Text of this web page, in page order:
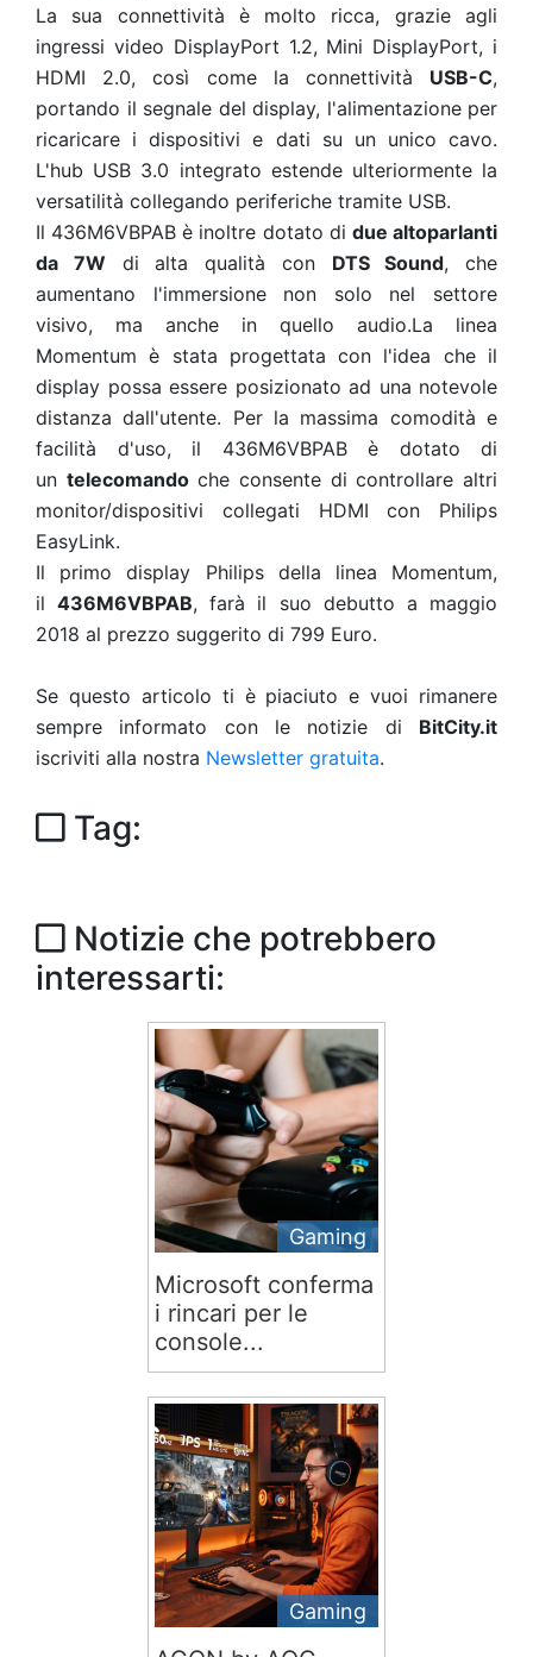
La sua connettività è molto ricca, grazie agli
ingressi video DisplayPort 1.2, Mini DisplayPort, i
HDMI 2.0, così come la connettività USB-C,
portando il segnale del display, l'alimentazione per
ricaricare i dispositivi e dati su un unico cavo.
L'hub USB 3.0 integrato estende ulteriormente la
versatilità collegando periferiche tramite USB.
Il 436M6VBPAB è inoltre dotato di due altoparlanti
da 7W di alta qualità con DTS Sound, che
aumentano l'immersione non solo nel settore
visivo, ma anche in quello audio.La linea
Momentum è stata progettata con l'idea che il
display possa essere posizionato ad una notevole
distanza dall'utente. Per la massima comodità e
facilità d'uso, il 436M6VBPAB è dotato di
un telecomandoche consente di controllare altri
monitor/dispositivi collegati HDMI con Philips
EasyLink.
Il primo display Philips della linea Momentum,
il436M6VBPAB, farà il suo debutto a maggio
2018 al prezzo suggerito di 799 Euro.
Se questo articolo ti è piaciuto e vuoi rimanere
sempre informato con le notizie di BitCity.it
iscriviti alla nostra Newsletter gratuita.
Tag:
Notizie che potrebbero
interessarti:
Gaming
Microsoft conferma
i rincari per le
console...
Gaming